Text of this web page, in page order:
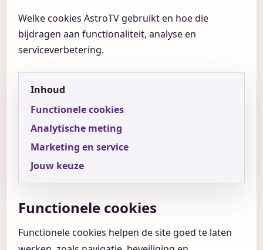
Welke cookies AstroTV gebruikt en hoe die
bijdragen aan functionaliteit, analyse en
serviceverbetering.
Inhoud
Functionele cookies
Analytische meting
Marketing en service
Jouw keuze
Functionele cookies
Functionele cookies helpen de site goed te laten